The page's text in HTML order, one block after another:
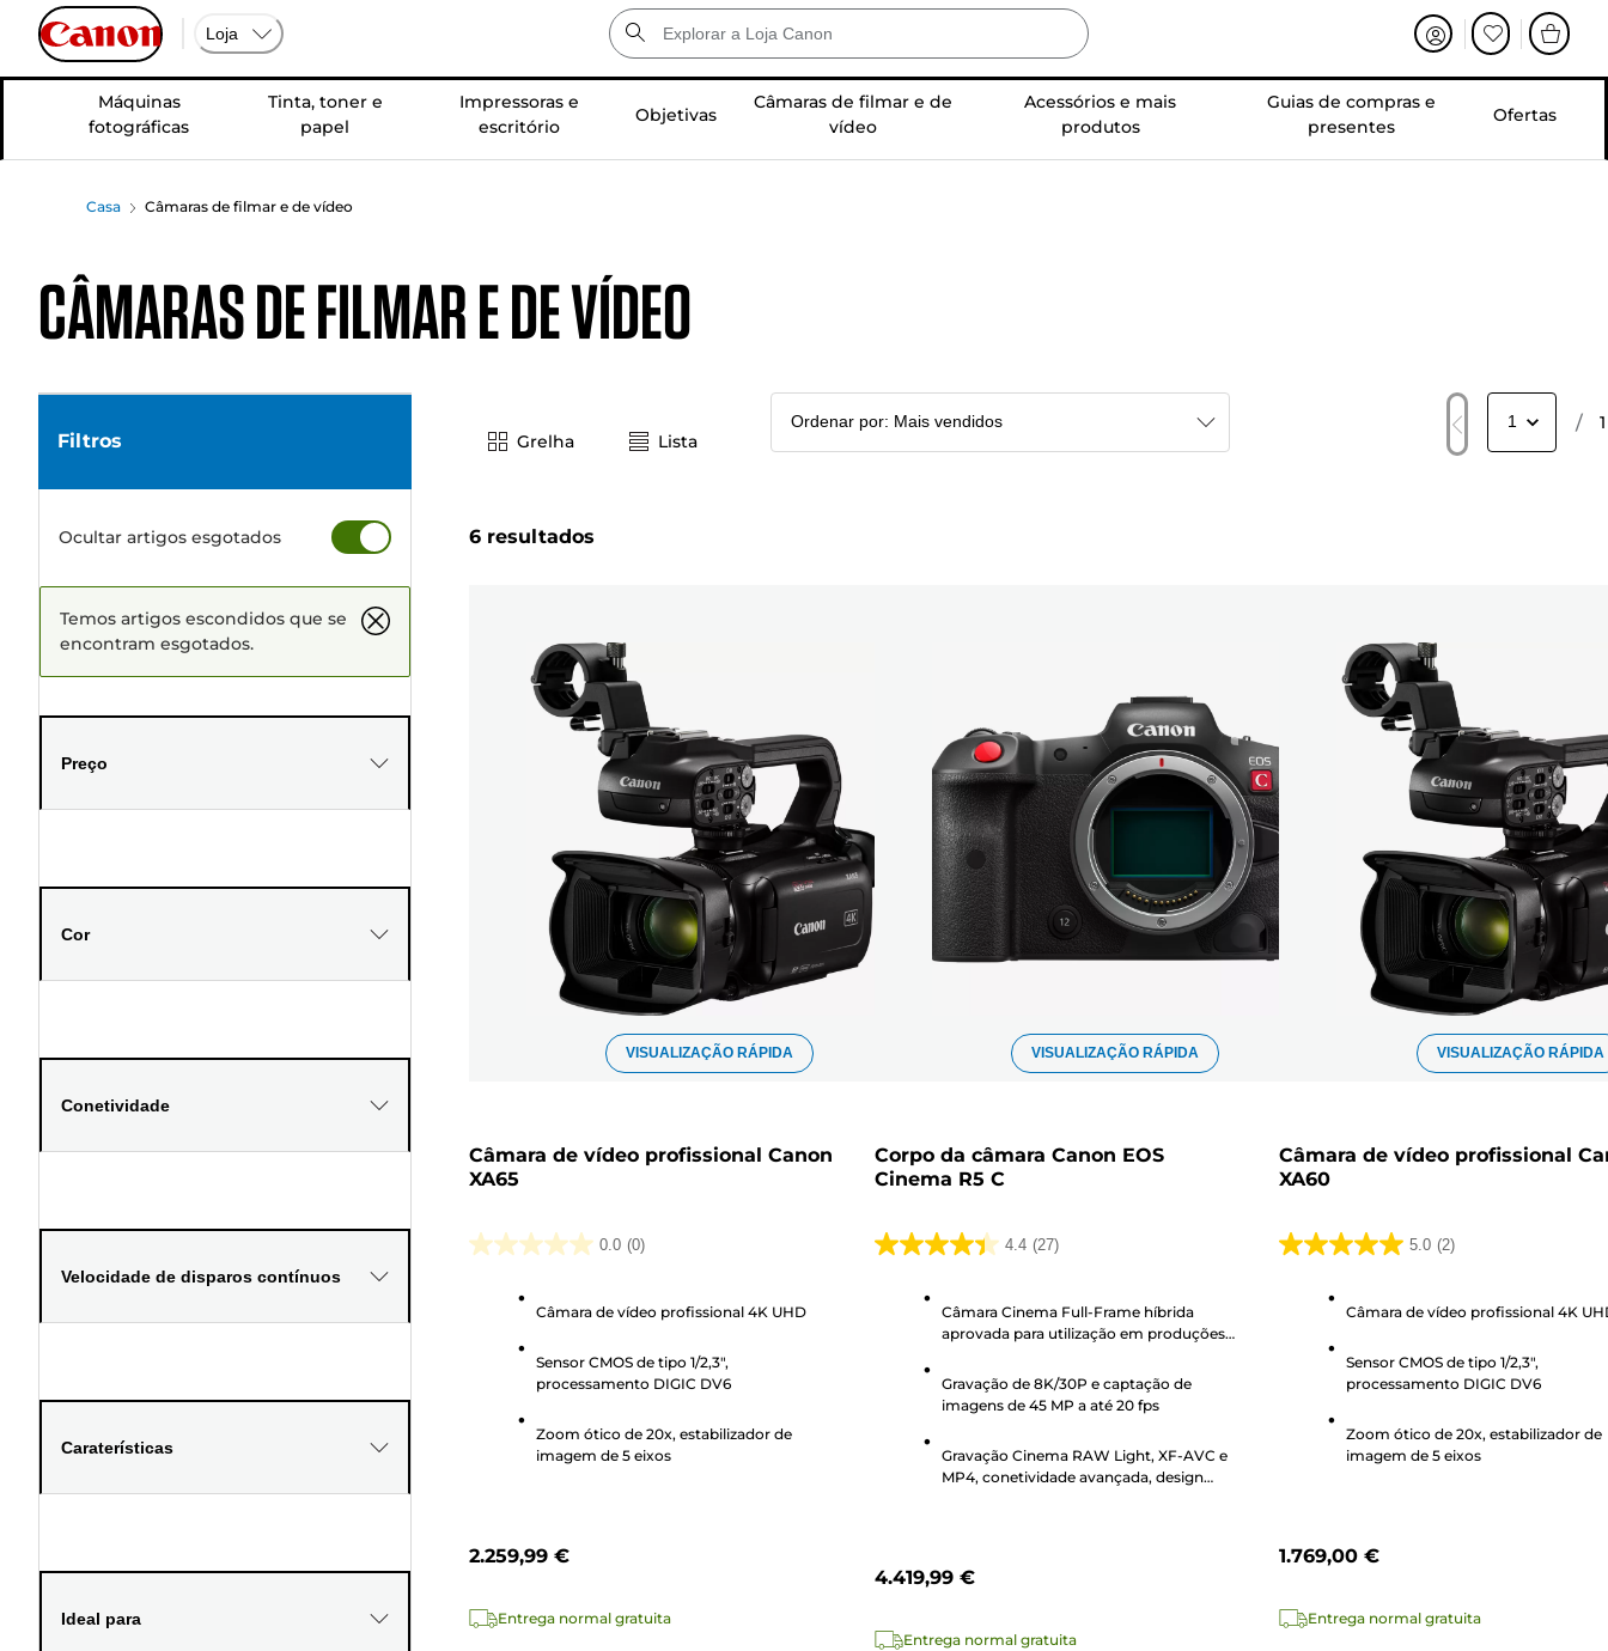
Loja
Máquinas
fotográficas
Tinta, toner e
papel
Impressoras e
escritório
Objetivas
Câmaras de filmar e de
vídeo
Acessórios e mais
produtos
Guias de compras e
presentes
Ofertas
Casa Câmaras de filmar e de vídeo
Câmaras de filmar e de vídeo
Filtros
Ocultar artigos esgotados
Temos artigos escondidos que se
encontram esgotados.
Preço
Cor
Conetividade
Velocidade de disparos contínuos
Caraterísticas
Ideal para
Grelha Lista
/ 1
6 resultados
VISUALIZAÇÃO RÁPIDA
Câmara de vídeo profissional Canon
XA65
0.0 (0)
0.0
estrelas.
Câmara de vídeo profissional 4K UHD
Sensor CMOS de tipo 1/2,3",
processamento DIGIC DV6
Zoom ótico de 20x, estabilizador de
imagem de 5 eixos
2.259,99 €
Entrega normal gratuita
VISUALIZAÇÃO RÁPIDA
Corpo da câmara Canon EOS
Cinema R5 C
4.4 (27)
4.4
estrelas.
análises
Câmara Cinema Full-Frame híbrida
aprovada para utilização em produções
Gravação de 8K/30P e captação de
imagens de 45 MP a até 20 fps
Gravação Cinema RAW Light, XF-AVC e
MP4, conetividade avançada, design
4.419,99 €
Entrega normal gratuita
VISUALIZAÇÃO RÁPIDA
Câmara de vídeo profissional
XA60
5.0 (2)
5.0
estrelas.
análises
Câmara de vídeo profissional 4K
Sensor CMOS de tipo 1/2,3",
processamento DIGIC DV6
Zoom ótico de 20x, estabilizador de
imagem de 5 eixos
1.769,00 €
Entrega normal gratuita